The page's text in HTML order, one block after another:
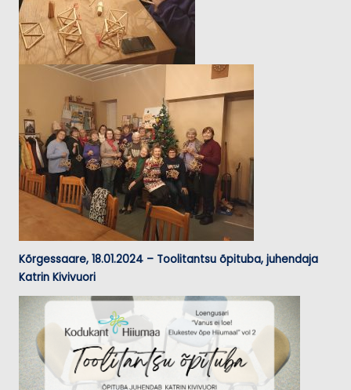
Kõrgessaare, 18.01.2024 – Toolitantsu õpituba, juhendaja
Katrin Kivivuori